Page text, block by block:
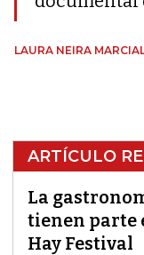
LAURA NEIRA
ARTÍCULO
La
tienen parte
Hay Festival